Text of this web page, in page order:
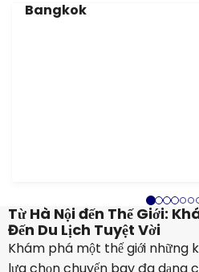
Bangkok
Từ Hà Nội đến Thế Giới:
Đến Du Lịch Tuyệt Vời
Khám phá một thế giới những
lựa chọn chuyến bay đa dạng